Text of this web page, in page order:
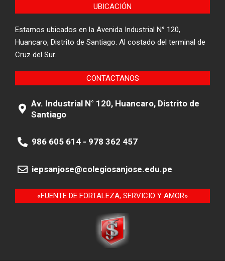
UBICACIÓN
Estamos ubicados en la Avenida Industrial N° 120,
Huancaro, Distrito de Santiago. Al costado del terminal de
Cruz del Sur.
CONTACTANOS
Av. Industrial N° 120, Huancaro, Distrito de
Santiago
986 605 614 - 978 362 457
iepsanjose@colegiosanjose.edu.pe
«FUENTE DE FORTALEZA, SERVICIO Y AMOR»